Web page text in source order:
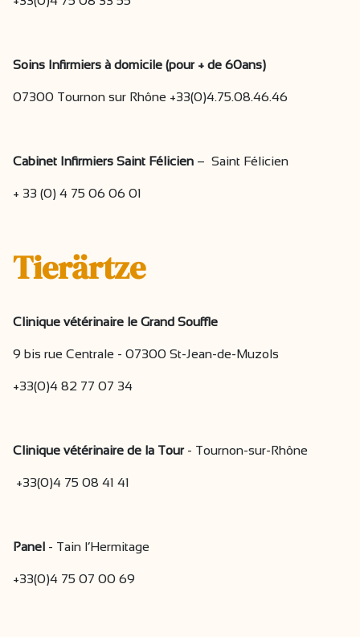
Soins Infirmiers à domicile (pour + de 60ans)
07300 Tournon sur Rhône +33(0)4.75.08.46.46
Cabinet Infirmiers Saint Félicien – Saint Félicien
+ 33 (0) 4 75 06 06 01
Tierärtze
Clinique vétérinaire le Grand Souffle
9 bis rue Centrale - 07300 St-Jean-de-Muzols
+33(0)4 82 77 07 34
Clinique vétérinaire de la Tour- Tournon-sur-Rhône
+33(0)4 75 08 41 41
Panel - Tain l’Hermitage
+33(0)4 75 07 00 69